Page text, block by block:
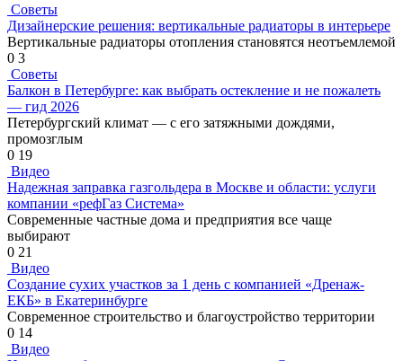
Советы
Дизайнерские решения: вертикальные радиаторы в интерьере
Вертикальные радиаторы отопления становятся неотъемлемой
0 3
Советы
Балкон в Петербурге: как выбрать остекление и не пожалеть
— гид 2026
Петербургский климат — с его затяжными дождями,
промозглым
0 19
Видео
Надежная заправка газгольдера в Москве и области: услуги
компании «рефГаз Система»
Современные частные дома и предприятия все чаще
выбирают
0 21
Видео
Создание сухих участков за 1 день с компанией «Дренаж-
ЕКБ» в Екатеринбурге
Современное строительство и благоустройство территории
0 14
Видео